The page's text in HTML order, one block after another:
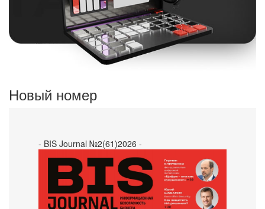
Новый номер
- BIS Journal №2(61)2026 -